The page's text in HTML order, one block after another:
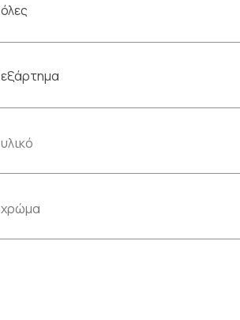
όλες
εξάρτημα